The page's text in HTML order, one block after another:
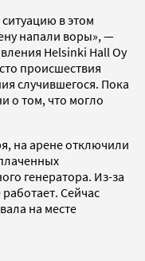
в этом
напали воры», —
Helsinki Hall Oy
происшествия
случившегося. Пока
о том, что могло
на арене отключили
генератора. Из-за
работает. Сейчас
на месте